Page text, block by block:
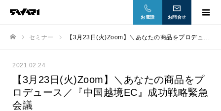
お電話 お問合せ
セミナー 【3月23日(火)Zoom】＼あなたの商品をプロデュース／『中国越境EC』成功戦略緊急会議
2021.02.24
【3月23日(火)Zoom】＼あなたの商品をプ
ロデュース／『中国越境EC』成功戦略緊急
会議